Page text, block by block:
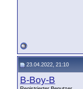
23.04.2022, 21:10
B-Boy-B